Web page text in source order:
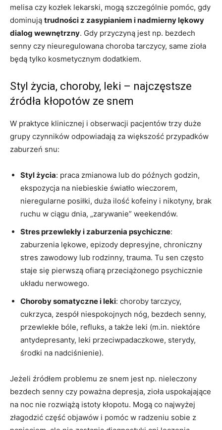
melisa czy kozłek lekarski, mogą szczególnie pomóc, gdy
dominują trudności z zasypianiem i nadmierny lękowy
dialog wewnętrzny. Gdy przyczyną jest np. bezdech
senny czy nieuregulowana choroba tarczycy, same zioła
będą tylko kosmetycznym dodatkiem.
Styl życia, choroby, leki – najczęstsze
źródła kłopotów ze snem
W praktyce klinicznej i obserwacji pacjentów trzy duże
grupy czynników odpowiadają za większość przypadków
zaburzeń snu:
Styl życia: praca zmianowa lub do późnych godzin,
ekspozycja na niebieskie światło wieczorem,
nieregularne posiłki, duża ilość kofeiny i nikotyny, brak
ruchu w ciągu dnia, „zarywanie” weekendów.
Stres przewlekły i zaburzenia psychiczne:
zaburzenia lękowe, epizody depresyjne, chroniczny
stres zawodowy lub rodzinny, trauma. Tu sen często
staje się pierwszą ofiarą przeciążonego psychicznie
układu nerwowego.
Choroby somatyczne i leki: choroby tarczycy,
cukrzyca, zespół niespokojnych nóg, bezdech senny,
przewlekłe bóle, refluks, a także leki (m.in. niektóre
antydepresanty, leki przeciwpadaczkowe, sterydy,
środki na nadciśnienie).
Jeżeli źródłem problemu ze snem jest np. nieleczony
bezdech senny czy poważna depresja, zioła uspokajające
na noc nie rozwiążą istoty kłopotu. Mogą co najwyżej
złagodzić część objawów i pomóc w radzeniu sobie z